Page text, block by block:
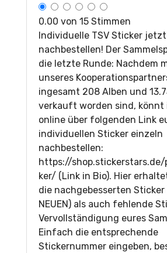
0.00 von 15 Stimmen
Individuelle TSV Sticker
nachbestellen! Der
die letzte Runde: Nachdem
unseres
ingesamt 208 Alben und
verkauft worden sind, könnt
online über folgenden Link
individuellen Sticker einzeln
nachbestellen:
https://
ker/ (Link in Bio). Hier
die nachgebesserten Sticker
NEUEN) als auch fehlende
Vervollständigung eures
Einfach die entsprechende
Stickernummer eingeben,